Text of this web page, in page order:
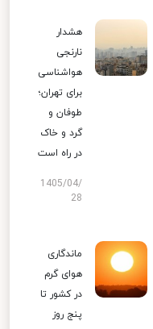
هشدار
نارنجی
هواشناسی
برای تهران؛
طوفان و
گرد و خاک
در راه است
1405/04/
28
ماندگاری
هوای گرم
در کشور تا
پنج روز